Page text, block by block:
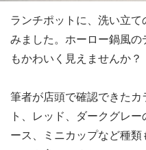
ランチポットに、洗い立
みました。ホーロー鍋風
もかわいく見えませんか？
筆者が店頭で確認できた
ト、レッド、ダークグレ
ース、ミニカップなど種